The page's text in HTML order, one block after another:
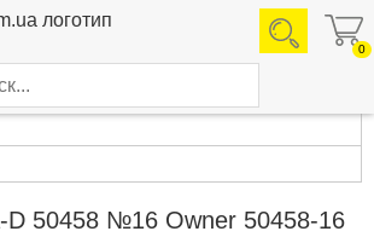
0
D 50458 №16 Owner 50458-16